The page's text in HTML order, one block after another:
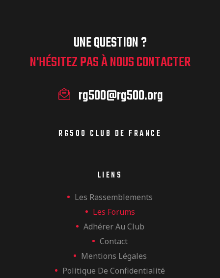
UNE QUESTION ?
N'HÉSITEZ PAS À NOUS CONTACTER
rg500@rg500.org
RG500 CLUB DE FRANCE
LIENS
Les Rassemblements
Les Forums
Adhérer Au Club
Contact
Mentions Légales
Politique De Confidentialité